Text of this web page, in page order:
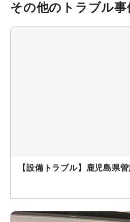
その他のトラブル事
【設備トラブル】鹿児島県